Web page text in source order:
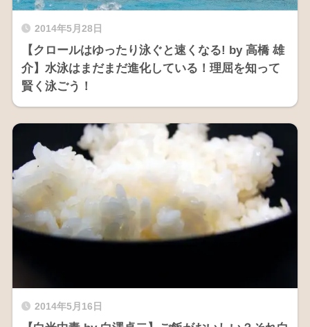
2014年5月28日
【クロールはゆったり泳ぐと速くなる! by 高橋 雄
介】水泳はまだまだ進化している！理屈を知って
賢く泳ごう！
2014年5月16日